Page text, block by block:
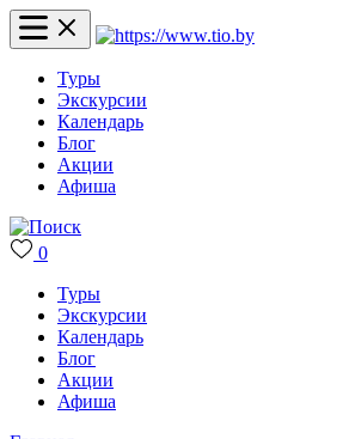
Туры
Экскурсии
Календарь
Блог
Акции
Афиша
0
Туры
Экскурсии
Календарь
Блог
Акции
Афиша